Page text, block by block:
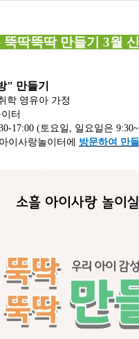
딱뚝딱 만들기 3월
" 만들기
학 영유아 가정
터
17:00 (토요일, 일요일은
이사랑놀이터에 방문하여 만